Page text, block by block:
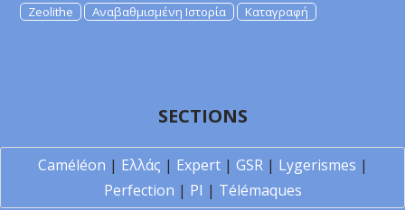
Zeolithe
Αναβαθμισμένη Ιστορία Καταγραφή
SECTIONS
Caméléon | Ελλάς | Expert| GSR| Lygerismes |
Perfection | PI | Télémaques